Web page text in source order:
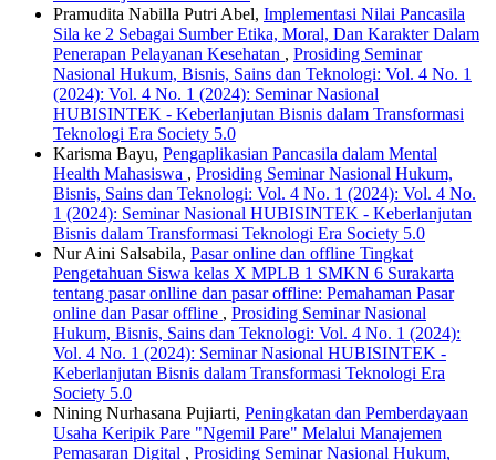
Pramudita Nabilla Putri Abel, Implementasi Nilai Pancasila
Sila ke 2 Sebagai Sumber Etika, Moral, Dan Karakter Dalam
Penerapan Pelayanan Kesehatan , Prosiding Seminar
Nasional Hukum, Bisnis, Sains dan Teknologi: Vol. 4 No. 1
(2024): Vol. 4 No. 1 (2024): Seminar Nasional
HUBISINTEK - Keberlanjutan Bisnis dalam Transformasi
Teknologi Era Society 5.0
Karisma Bayu, Pengaplikasian Pancasila dalam Mental
Health Mahasiswa , Prosiding Seminar Nasional Hukum,
Bisnis, Sains dan Teknologi: Vol. 4 No. 1 (2024): Vol. 4 No.
1 (2024): Seminar Nasional HUBISINTEK - Keberlanjutan
Bisnis dalam Transformasi Teknologi Era Society 5.0
Nur Aini Salsabila, Pasar online dan offline Tingkat
Pengetahuan Siswa kelas X MPLB 1 SMKN 6 Surakarta
tentang pasar onlline dan pasar offline: Pemahaman Pasar
online dan Pasar offline , Prosiding Seminar Nasional
Hukum, Bisnis, Sains dan Teknologi: Vol. 4 No. 1 (2024):
Vol. 4 No. 1 (2024): Seminar Nasional HUBISINTEK -
Keberlanjutan Bisnis dalam Transformasi Teknologi Era
Society 5.0
Nining Nurhasana Pujiarti, Peningkatan dan Pemberdayaan
Usaha Keripik Pare "Ngemil Pare" Melalui Manajemen
Pemasaran Digital , Prosiding Seminar Nasional Hukum,